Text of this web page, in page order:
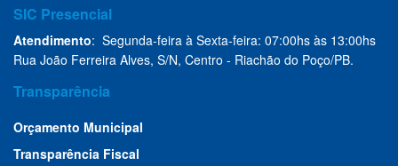
SIC Presencial
Atendimento: Segunda-feira à Sexta-feira: 07:00hs às 13:00hs
Rua João Ferreira Alves, S/N, Centro - Riachão do Poço/PB.
Transparência
Orçamento Municipal
Transparência Fiscal